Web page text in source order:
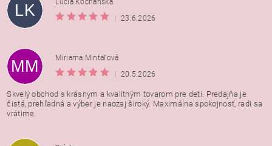
Vložením hodnotenie súhlasíte s
LK
Lucia Kochanská
|
23.6.2026
MM
Miriama Mintaľová
|
20.5.2026
Skvelý obchod s krásnym a kvalitným tovarom pre deti. Predajňa je
čistá, prehľadná a výber je naozaj široký. Maximálna spokojnosť, radi sa
vrátime.